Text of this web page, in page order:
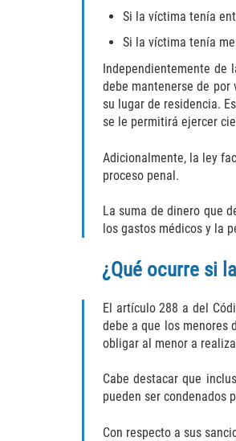
Si la víctima tenía
Si la víctima tenía
Independientemente
debe mantenerse de
su lugar de residencia.
se le permitirá ejercer
Adicionalmente, la ley
proceso penal.
La suma de dinero que
los gastos médicos y la
¿Qué ocurre si
El artículo 288 a del
debe a que los menores
obligar al menor a
Cabe destacar que
pueden ser condenados
Con respecto a sus